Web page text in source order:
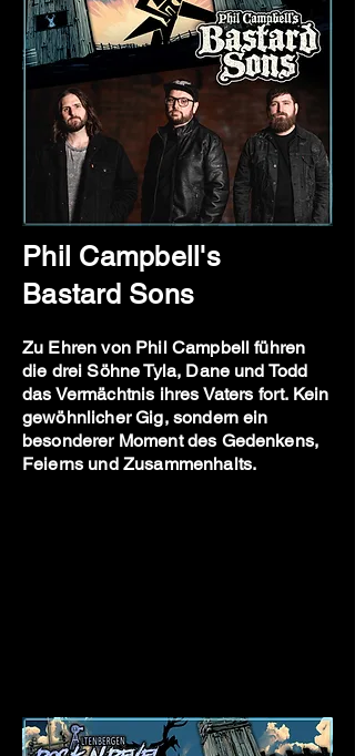
Phil Campbell's
Bastard Sons
Zu Ehren von Phil Campbell führen
die drei Söhne Tyla, Dane und Todd
das Vermächtnis ihres Vaters fort. Kein
gewöhnlicher Gig, sondern ein
besonderer Moment des Gedenkens,
Feierns und Zusammenhalts.